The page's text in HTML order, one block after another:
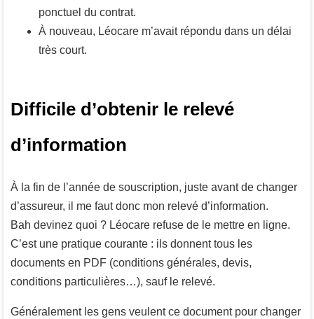
ponctuel du contrat.
À nouveau, Léocare m’avait répondu dans un délai
très court.
Difficile d’obtenir le relevé
d’information
À la fin de l’année de souscription, juste avant de changer
d’assureur, il me faut donc mon relevé d’information.
Bah devinez quoi ? Léocare refuse de le mettre en ligne.
C’est une pratique courante : ils donnent tous les
documents en PDF (conditions générales, devis,
conditions particulières…), sauf le relevé.
Généralement les gens veulent ce document pour changer